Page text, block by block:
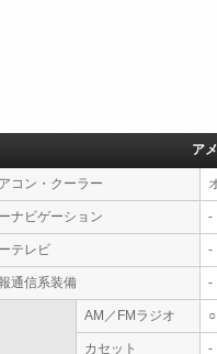
ア
コン・クーラー
ナビゲーション -
テレビ -
通信系装備 -
AM／FMラジオ ○
カセット -